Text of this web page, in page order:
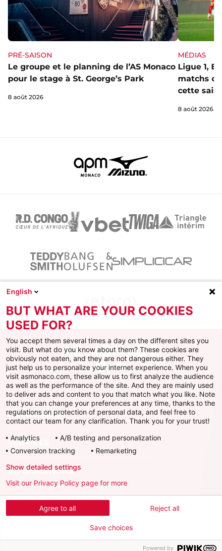
PRÉ-SAISON
Le groupe et le planning de l’AS Monaco
pour le stage à St. George’s Park
8 août 2026
MÉDIAS
Ligue 1,
matchs
cette
8 août 2026
Facebook
X Instagram
YoutubeTikTokTwitch
AS MONACO
SERVICES
INFORMATIONS
Télécharger l'AS Monaco App
English
BUT WHAT ARE YOUR COOKIES
USED FOR?
You accept them several times a day on the different sites you
visit. But what do you know about them? These cookies are
obviously not eaten, and they are not dangerous either. They
just help us to personalize your internet experience. When you
visit asmonaco.com, these allow us to first analyze the audience
as well as the performance of the site. And they are mainly used
to deliver ads and content to you that match what you like. Note
that you can change your preferences at any time, thanks to the
regulations on protection of personal data, and feel free to
contact our team for any clarification. Thank you for your trust!
Analytics
A/B testing and personalization
Conversion tracking
Remarketing
Agree to all Reject all
Show detailed settings
Visit our Privacy Policy page for more
Save choices
Powered by